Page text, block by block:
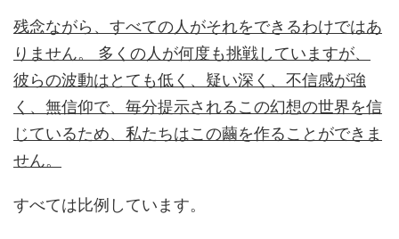
残念ながら、すべての人がそれをできるわけではあ
りません。 多くの人が何度も挑戦していますが、
彼らの波動はとても低く、疑い深く、不信感が強
く、無信仰で、毎分提示されるこの幻想の世界を信
じているため、私たちはこの繭を作ることができま
せん。
すべては比例しています。